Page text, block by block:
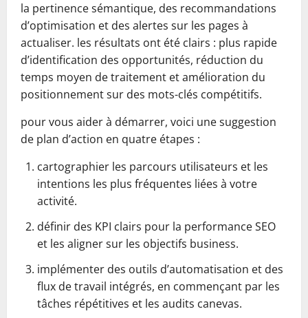
la pertinence sémantique, des recommandations
d’optimisation et des alertes sur les pages à
actualiser. les résultats ont été clairs : plus rapide
d’identification des opportunités, réduction du
temps moyen de traitement et amélioration du
positionnement sur des mots-clés compétitifs.
pour vous aider à démarrer, voici une suggestion
de plan d’action en quatre étapes :
cartographier les parcours utilisateurs et les
intentions les plus fréquentes liées à votre
activité.
définir des KPI clairs pour la performance SEO
et les aligner sur les objectifs business.
implémenter des outils d’automatisation et des
flux de travail intégrés, en commençant par les
tâches répétitives et les audits canevas.